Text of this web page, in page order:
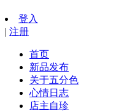
登入
| 注册
首页
新品发布
关于五分色
心情日志
店主自珍